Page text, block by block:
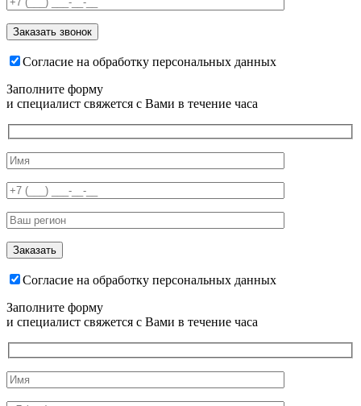
Согласие на обработку персональных данных
Заполните форму
и специалист свяжется с Вами в течение часа
Согласие на обработку персональных данных
Заполните форму
и специалист свяжется с Вами в течение часа